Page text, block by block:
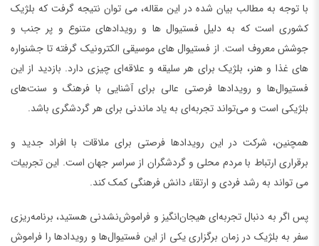
با توجه به مطالب بیان شده در این مقاله، می توان نتیجه گرفت که بلژیک
کشوری است که به دلیل فستیوال ها و رویدادهای متنوع و پر جنب و
جوشش معروف است. از فستیوال های موسیقی الکترونیک گرفته تا جشنواره
های غذا و هنر، بلژیک برای هر سلیقه و علاقه‌ای چیزی دارد. بازدید از این
فستیوال‌ها و رویدادها فرصتی عالی برای آشنایی با فرهنگ و سنت‌های
بلژیکی است و می‌تواند تجربه‌ای به یاد ماندنی برای هر گردشگری باشد.
همچنین، شرکت در این رویدادها فرصتی برای ملاقات با افراد جدید و
برقراری ارتباط با مردم محلی و گردشگران از سراسر جهان است. این تجربیات
می تواند به رشد فردی و ارتقاء دانش فرهنگی کمک کند.
پس اگر به دنبال تجربه‌ای هیجان‌انگیز و فراموش‌نشدنی هستید، برنامه‌ریزی
سفر به بلژیک در زمان برگزاری یکی از این فستیوال‌ها و رویدادها را فراموش